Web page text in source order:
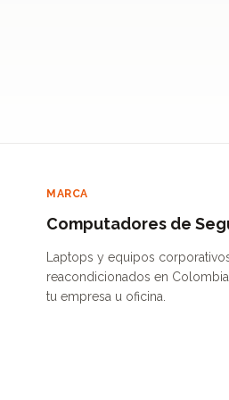
MARCA
Computadores de
Laptops y equipos
reacondicionados en
tu empresa u oficina.